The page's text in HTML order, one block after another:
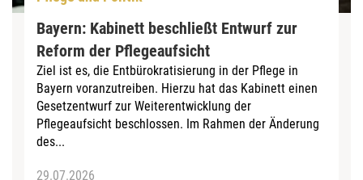
Bayern: Kabinett beschließt Entwurf zur
Reform der Pflegeaufsicht
Ziel ist es, die Entbürokratisierung in der Pflege in
Bayern voranzutreiben. Hierzu hat das Kabinett einen
Gesetzentwurf zur Weiterentwicklung der
Pflegeaufsicht beschlossen. Im Rahmen der Änderung
des...
29.07.2026